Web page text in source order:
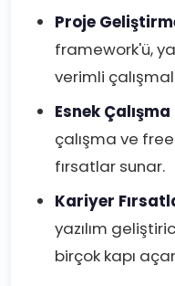
Proje
framework'ü,
verimli
Esnek
çalışma ve
fırsatlar sunar.
Kariyer
yazılım
birçok kapı